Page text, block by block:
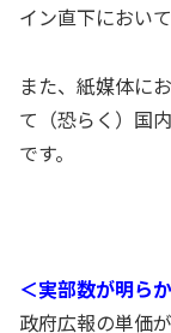
イン直下におい
また、紙媒体に
て（恐らく）国
です。
＜実部数が明ら
政府広報の単価